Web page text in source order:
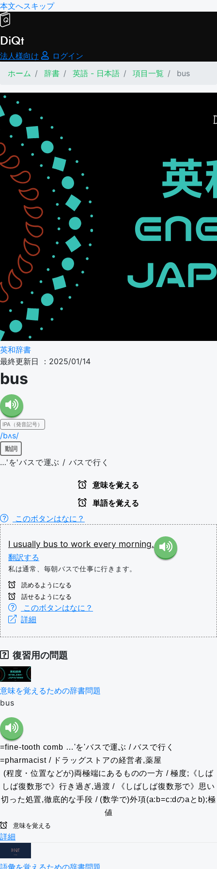
本文へスキップ
DiQt
法人様向け
ログイン
ホーム
辞書 英語 - 日本語 項目一覧 bus
英和辞書
最終更新日 ：2025/01/14
bus
IPA（発音記号）
/bʌs/
動詞
…'を'バスで運ぶ / バスで行く
意味を覚える
単語を覚える
このボタンはなに？
I usually bus to work every morning.
翻訳する
私は通常、毎朝バスで仕事に行きます。
読めるようになる
話せるようになる
このボタンはなに？
詳細
復習用の問題
意味を覚えるための辞書問題
bus
=fine-tooth comb
…'を'バスで運ぶ / バスで行く
=pharmacist / ドラッグストアの経営者,薬屋
(程度・位置などが)両極端にあるものの一方 / 極度;《しば
しば復数形で》行き過ぎ,過渡 / 《しばしば復数形で》思い
切った処置,徹底的な手段 / (数学で)外項(a:b=c:dのaとb);極
値
意味を覚える
詳細
語彙を覚えるための辞書問題